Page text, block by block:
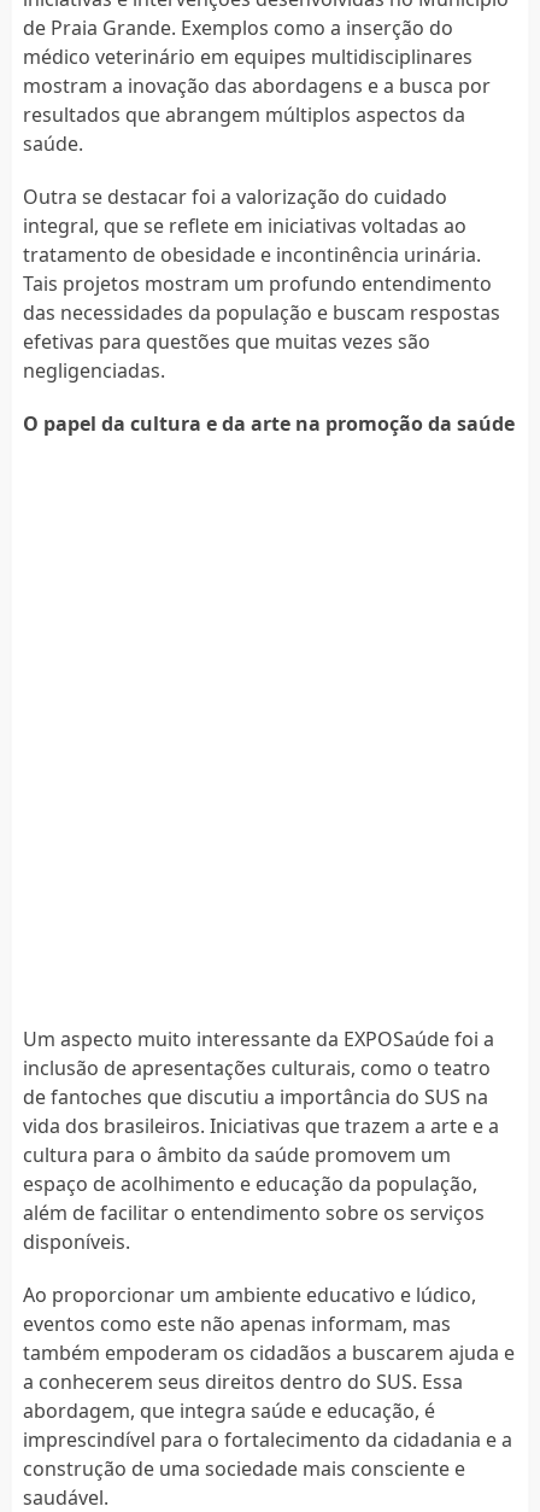
de Praia Grande. Exemplos como a inserção do
médico veterinário em equipes multidisciplinares
mostram a inovação das abordagens e a busca por
resultados que abrangem múltiplos aspectos da
saúde.
Outra se destacar foi a valorização do cuidado
integral, que se reflete em iniciativas voltadas ao
tratamento de obesidade e incontinência urinária.
Tais projetos mostram um profundo entendimento
das necessidades da população e buscam respostas
efetivas para questões que muitas vezes são
negligenciadas.
O papel da cultura e da arte na promoção da saúde
Um aspecto muito interessante da EXPOSaúde foi a
inclusão de apresentações culturais, como o teatro
de fantoches que discutiu a importância do SUS na
vida dos brasileiros. Iniciativas que trazem a arte e a
cultura para o âmbito da saúde promovem um
espaço de acolhimento e educação da população,
além de facilitar o entendimento sobre os serviços
disponíveis.
Ao proporcionar um ambiente educativo e lúdico,
eventos como este não apenas informam, mas
também empoderam os cidadãos a buscarem ajuda e
a conhecerem seus direitos dentro do SUS. Essa
abordagem, que integra saúde e educação, é
imprescindível para o fortalecimento da cidadania e a
construção de uma sociedade mais consciente e
saudável.